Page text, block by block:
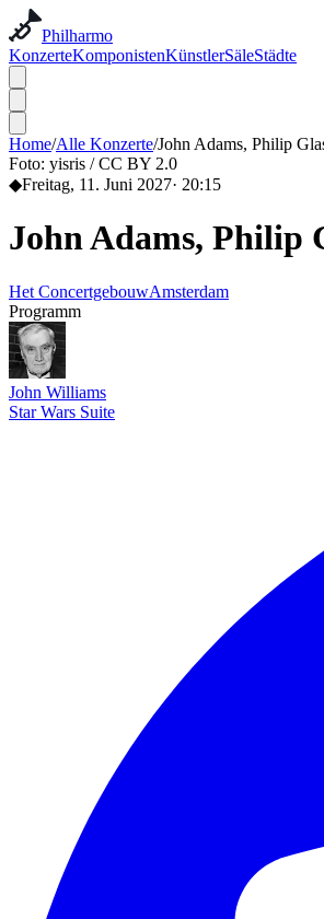
Philharmo
KonzerteKomponistenKünstlerSäleStädte
Home/Alle Konzerte/John Adams, Philip
Foto: yisris / CC BY 2.0
◆Freitag, 11. Juni 2027· 20:15
John Adams, Philip
Het ConcertgebouwAmsterdam
Programm
John Williams
Star Wars Suite